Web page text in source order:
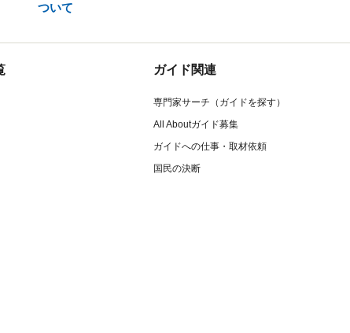
ついて
ガイド関連
専門家サーチ（ガイドを探す）
All Aboutガイド募集
ガイドへの仕事・取材依頼
国民の決断